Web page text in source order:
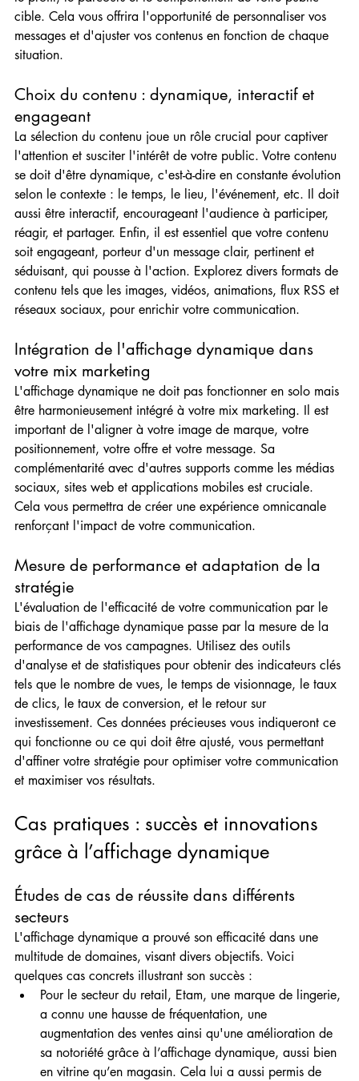
cible. Cela vous offrira l'opportunité de personnaliser vos
messages et d'ajuster vos contenus en fonction de chaque
situation.
Choix du contenu : dynamique, interactif et
engageant
La sélection du contenu joue un rôle crucial pour captiver
l'attention et susciter l'intérêt de votre public. Votre contenu
se doit d'être dynamique, c'est-à-dire en constante évolution
selon le contexte : le temps, le lieu, l'événement, etc. Il doit
aussi être interactif, encourageant l'audience à participer,
réagir, et partager. Enfin, il est essentiel que votre contenu
soit engageant, porteur d'un message clair, pertinent et
séduisant, qui pousse à l'action. Explorez divers formats de
contenu tels que les images, vidéos, animations, flux RSS et
réseaux sociaux, pour enrichir votre communication.
Intégration de l'affichage dynamique dans
votre mix marketing
L'affichage dynamique ne doit pas fonctionner en solo mais
être harmonieusement intégré à votre mix marketing. Il est
important de l'aligner à votre image de marque, votre
positionnement, votre offre et votre message. Sa
complémentarité avec d'autres supports comme les médias
sociaux, sites web et applications mobiles est cruciale.
Cela vous permettra de créer une expérience omnicanale
renforçant l'impact de votre communication.
Mesure de performance et adaptation de la
stratégie
L'évaluation de l'efficacité de votre communication par le
biais de l'affichage dynamique passe par la mesure de la
performance de vos campagnes. Utilisez des outils
d'analyse et de statistiques pour obtenir des indicateurs clés
tels que le nombre de vues, le temps de visionnage, le taux
de clics, le taux de conversion, et le retour sur
investissement. Ces données précieuses vous indiqueront ce
qui fonctionne ou ce qui doit être ajusté, vous permettant
d'affiner votre stratégie pour optimiser votre communication
et maximiser vos résultats.
Cas pratiques : succès et innovations
grâce à l’affichage dynamique
Études de cas de réussite dans différents
secteurs
L'affichage dynamique a prouvé son efficacité dans une
multitude de domaines, visant divers objectifs. Voici
quelques cas concrets illustrant son succès :
Pour le secteur du retail, Etam, une marque de lingerie,
a connu une hausse de fréquentation, une
augmentation des ventes ainsi qu'une amélioration de
sa notoriété grâce à l’affichage dynamique, aussi bien
en vitrine qu’en magasin. Cela lui a aussi permis de